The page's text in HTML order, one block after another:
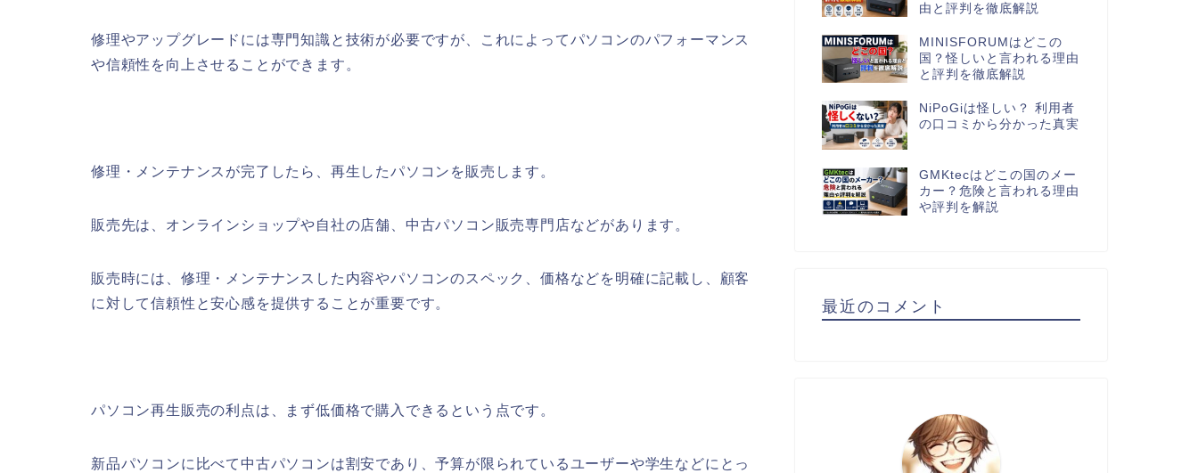
修理やアップグレードには専門知識と技術が必要ですが、これによってパソコンのパフォーマンス
や信頼性を向上させることができます。
修理・メンテナンスが完了したら、再生したパソコンを販売します。
販売先は、オンラインショップや自社の店舗、中古パソコン販売専門店などがあります。
販売時には、修理・メンテナンスした内容やパソコンのスペック、価格などを明確に記載し、顧客
に対して信頼性と安心感を提供することが重要です。
パソコン再生販売の利点は、まず低価格で購入できるという点です。
新品パソコンに比べて中古パソコンは割安であり、予算が限られているユーザーや学生などにとっ
由と評判を徹底解説
MINISFORUMはどこの
国？怪しいと言われる理由
と評判を徹底解説
NiPoGiは怪しい？ 利用者
の口コミから分かった真実
GMKtecはどこの国のメー
カー？危険と言われる理由
や評判を解説
最近のコメント